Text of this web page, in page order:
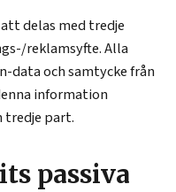
delas med tredje
reklamsyfte. Alla
data och samtycke från
information
tredje part.
passiva